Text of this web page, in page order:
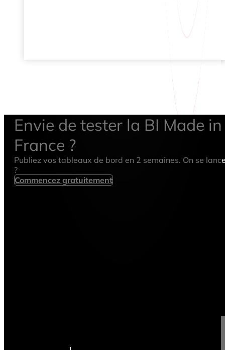
Envie de tester la BI Made in
France ?
Publiez vos tableaux de bord en 2 semaines. On se
?
Commencez gratuitement